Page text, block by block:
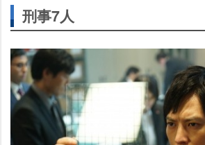
刑事7人